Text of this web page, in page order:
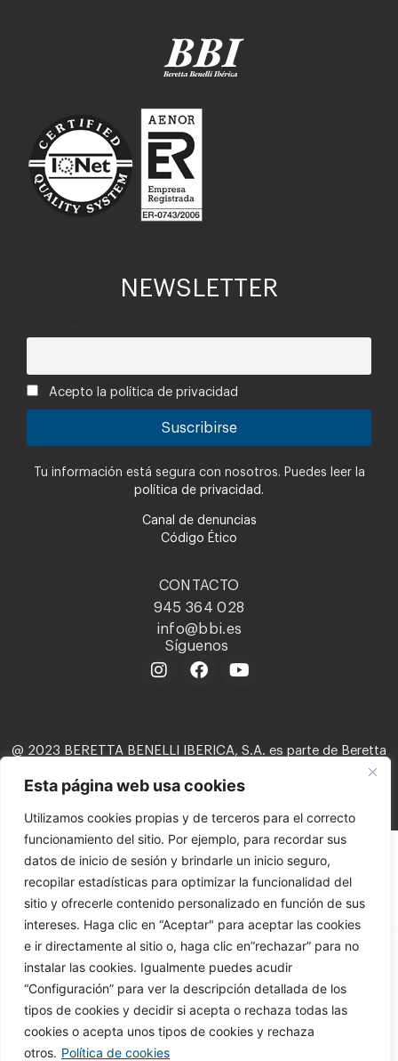
Esta página web usa cookies
Utilizamos cookies propias y de terceros para el correcto
funcionamiento del sitio. Por ejemplo, para recordar sus
datos de inicio de sesión y brindarle un inicio seguro,
recopilar estadísticas para optimizar la funcionalidad del
sitio y ofrecerle contenido personalizado en función de sus
intereses. Haga clic en “Aceptar" para aceptar las cookies
e ir directamente al sitio o, haga clic en”rechazar” para no
instalar las cookies. Igualmente puedes acudir
“Configuración” para ver la descripción detallada de los
tipos de cookies y decidir si acepta o rechaza todas las
cookies o acepta unos tipos de cookies y rechaza
otros. Política de cookies
NEWSLETTER
Acepto la política de privacidad
Tu información está segura con nosotros. Puedes leer la
política de privacidad.
Canal de denuncias
Código Ético
CONTACTO
945 364 028
info@bbi.es
Síguenos
@ 2023 BERETTA BENELLI IBERICA, S.A. es parte de Beretta
Política interna del canal del informante